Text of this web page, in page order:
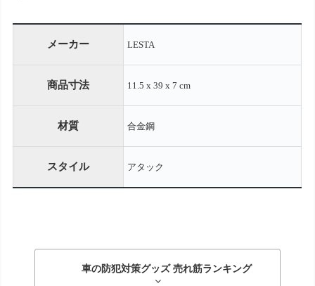
メーカー LESTA
商品寸法 11.5 x 39 x 7 cm
材質 合金鋼
スタイル アタック
車の防犯対策グッズ 売れ筋ランキング